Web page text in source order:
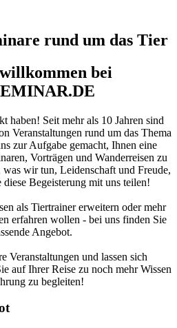
rund um das Tier
bei
haben! Seit mehr als 10 Jahren sind
Veranstaltungen rund um das Thema
zur Aufgabe gemacht, Ihnen eine
Vorträgen und Wanderreisen zu
wir tun, Leidenschaft und Freude,
Begeisterung mit uns teilen!
als Tiertrainer erweitern oder mehr
erfahren wollen - bei uns finden Sie
Angebot.
Veranstaltungen und lassen sich
auf Ihrer Reise zu noch mehr Wissen
zu begleiten!